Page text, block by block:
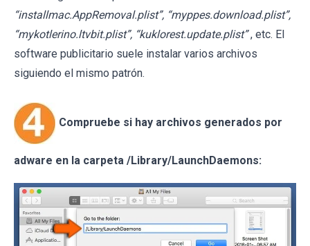
“installmac.AppRemoval.plist”, “myppes.download.plist”,
“mykotlerino.ltvbit.plist”, “kuklorest.update.plist” , etc. El
software publicitario suele instalar varios archivos
siguiendo el mismo patrón.
Compruebe si hay archivos generados por
adware en la carpeta /Library/LaunchDaemons: